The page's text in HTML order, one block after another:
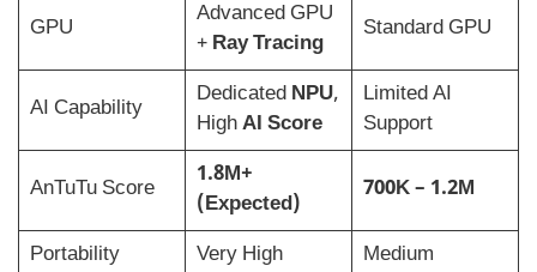
GPU
Advanced GPU
+ Ray Tracing
Standard GPU
AI Capability
Dedicated NPU,
HighAI Score
Limited AI
Support
AnTuTu Score
1.8M+
(Expected)
700K – 1.2M
Portability Very High Medium